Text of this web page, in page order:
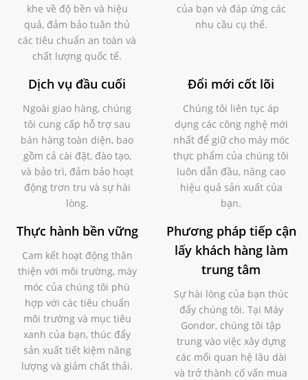
khe về độ bền và hiệu
quả, đảm bảo tuân thủ
các tiêu chuẩn an toàn và
chất lượng quốc tế.
của bạn và đáp ứng các
nhu cầu cụ thể.
Dịch vụ đầu cuối
Ngoài giao hàng, chúng
tôi cung cấp hỗ trợ sau
bán hàng toàn diện, bao
gồm cả cài đặt, đào tạo,
và bảo trì, đảm bảo hoạt
động trơn tru và sự hài
lòng.
Đổi mới cốt lõi
Chúng tôi liên tục áp
dụng các công nghệ mới
nhất để giữ cho máy móc
thực phẩm của chúng tôi
luôn dẫn đầu, nâng cao
hiệu quả sản xuất của
bạn.
Thực hành bền vững
Cam kết hoạt động thân
thiện với môi trường, máy
móc của chúng tôi phù
hợp với các tiêu chuẩn
môi trường và mục tiêu
xanh của bạn, thúc đẩy
sản xuất tiết kiệm năng
lượng và giảm chất thải.
Phương pháp tiếp cận
lấy khách hàng làm
trung tâm
Sự hài lòng của bạn thúc
đẩy chúng tôi. Tại Máy
Gondor, chúng tôi tập
trung vào việc xây dựng
các mối quan hệ lâu dài
và trở thành cố vấn mua